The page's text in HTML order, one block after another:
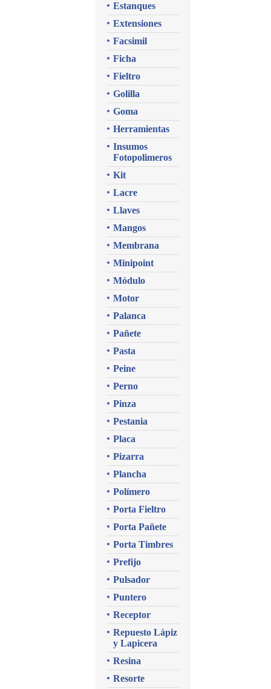
Estanques
Extensiones
Facsimil
Ficha
Fieltro
Golilla
Goma
Herramientas
Insumos
Fotopolimeros
Kit
Lacre
Llaves
Mangos
Membrana
Minipoint
Módulo
Motor
Palanca
Pañete
Pasta
Peine
Perno
Pinza
Pestania
Placa
Pizarra
Plancha
Polímero
Porta Fieltro
Porta Pañete
Porta Timbres
Prefijo
Pulsador
Puntero
Receptor
Repuesto Lápiz
y Lapicera
Resina
Resorte